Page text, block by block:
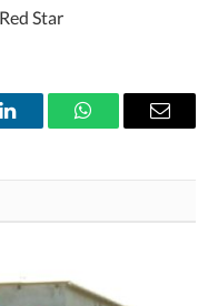
Star
LinkedInWhatsAppEmail